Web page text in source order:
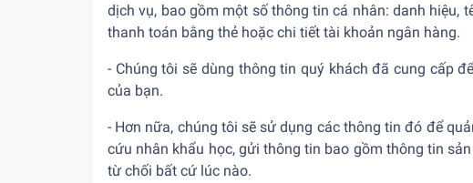
dịch vụ, bao gồm một số thông tin cá nhân: danh hiệu,
thanh toán bằng thẻ hoặc chi tiết tài khoản ngân hàng.
- Chúng tôi sẽ dùng thông tin quý khách đã cung cấp
của bạn.
- Hơn nữa, chúng tôi sẽ sử dụng các thông tin đó để
cứu nhân khẩu học, gửi thông tin bao gồm thông tin
từ chối bất cứ lúc nào.